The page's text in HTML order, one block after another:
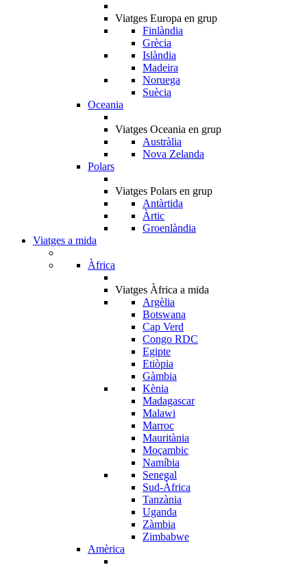
Viatges Europa en grup
Finlàndia
Grècia
Islàndia
Madeira
Noruega
Suècia
Oceania
Viatges Oceania en grup
Austràlia
Nova Zelanda
Polars
Viatges Polars en grup
Antàrtida
Àrtic
Groenlàndia
Viatges a mida
Àfrica
Viatges Àfrica a mida
Argèlia
Botswana
Cap Verd
Congo RDC
Egipte
Etiòpia
Gàmbia
Kènia
Madagascar
Malawi
Marroc
Mauritània
Moçambic
Namíbia
Senegal
Sud-Àfrica
Tanzània
Uganda
Zàmbia
Zimbabwe
Amèrica